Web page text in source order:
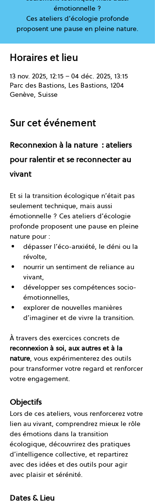
émotionnelle ?
Ces ateliers d’écologie profonde
proposent une pause en pleine nature.
Horaires et lieu
13 nov. 2025, 12:15 – 04 déc. 2025, 13:15
Parc des Bastions, Les Bastions, 1204
Genève, Suisse
Sur cet événement
Reconnexion à la nature  : ateliers
pour ralentir et se reconnecter au
vivant
Et si la transition écologique n’était pas
seulement technique, mais aussi
émotionnelle ? Ces ateliers d’écologie
profonde proposent une pause en pleine
nature pour :
dépasser l’éco-anxiété, le déni ou la
révolte,
nourrir un sentiment de reliance au
vivant,
développer ses compétences socio-
émotionnelles,
explorer de nouvelles manières
d’imaginer et de vivre la transition.
À travers des exercices concrets de
reconnexion à soi, aux autres et à la
nature, vous expérimenterez des outils
pour transformer votre regard et renforcer
votre engagement.
Objectifs
Lors de ces ateliers, vous renforcerez votre
lien au vivant, comprendrez mieux le rôle
des émotions dans la transition
écologique, découvrirez des pratiques
d’intelligence collective, et repartirez
avec des idées et des outils pour agir
avec plaisir et sérénité.
Dates & Lieu